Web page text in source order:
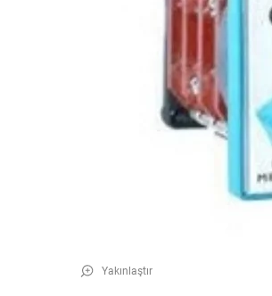
Yakınlaştır